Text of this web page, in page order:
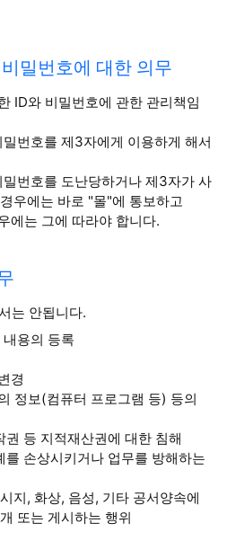
밀번호에 대한 의무
ID와 비밀번호에 관한 관리책임
번호를 제3자에게 이용하게 해서
번호를 도난당하거나 제3자가 사
우에는 바로 "몰"에 통보하고
에는 그에 따라야 합니다.
는 안됩니다.
용의 등록
경
정보(컴퓨터 프로그램 등) 등의
등 지적재산권에 대한 침해
손상시키거나 업무를 방해하는
지, 화상, 음성, 기타 공서양속에
또는 게시하는 행위